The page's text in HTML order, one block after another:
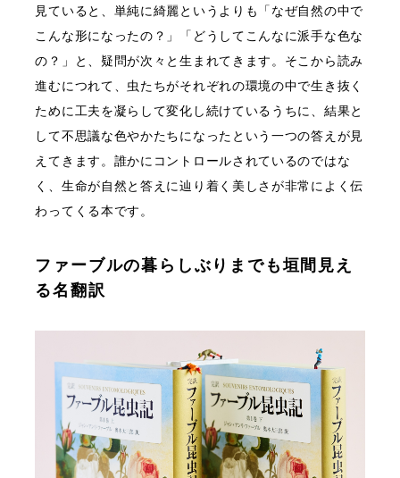
見ていると、単純に綺麗というよりも「なぜ自然の中で
こんな形になったの？」「どうしてこんなに派手な色な
の？」と、疑問が次々と生まれてきます。そこから読み
進むにつれて、虫たちがそれぞれの環境の中で生き抜く
ために工夫を凝らして変化し続けているうちに、結果と
して不思議な色やかたちになったという一つの答えが見
えてきます。誰かにコントロールされているのではな
く、生命が自然と答えに辿り着く美しさが非常によく伝
わってくる本です。
ファーブルの暮らしぶりまでも垣間見え
る名翻訳